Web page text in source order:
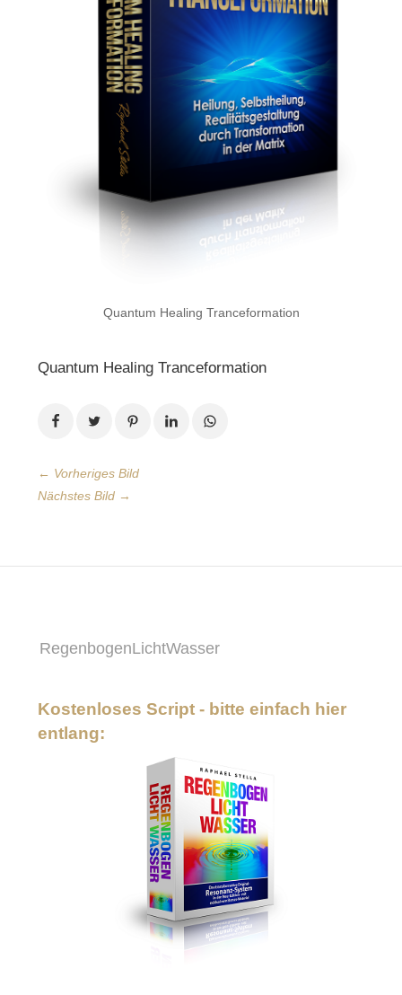
Quantum Healing Tranceformation
Quantum Healing Tranceformation
← Vorheriges Bild
Nächstes Bild →
RegenbogenLichtWasser
Kostenloses Script - bitte einfach hier
entlang: